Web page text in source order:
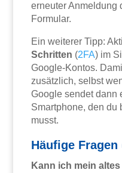
erneuter Anmeldung
Formular.
Ein weiterer Tipp:
Schritten (2FA) im
Google-Kontos.
zusätzlich, selbst
Google sendet dann
Smartphone, den du
musst.
Häufige Fragen
Kann ich mein